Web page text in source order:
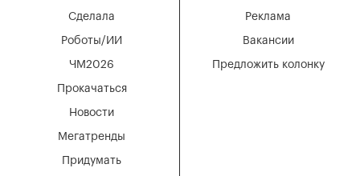
Мегатренды
Придумать
Новости
Сделала
Роботы/ИИ
ЧМ2026
Прокачаться
Вакансии
Реклама
Предложить колонку